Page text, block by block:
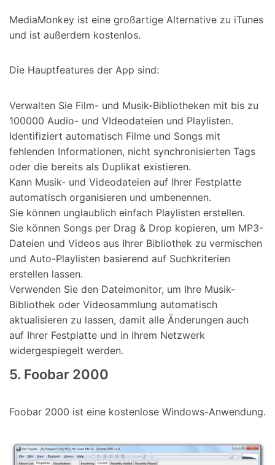
MediaMonkey ist eine großartige Alternative zu iTunes
und ist außerdem kostenlos.
Die Hauptfeatures der App sind:
Verwalten Sie Film- und Musik-Bibliotheken mit bis zu
100000 Audio- und VIdeodateien und Playlisten.
Identifiziert automatisch Filme und Songs mit
fehlenden Informationen, nicht synchronisierten Tags
oder die bereits als Duplikat existieren.
Kann Musik- und Videodateien auf Ihrer Festplatte
automatisch organisieren und umbenennen.
Sie können unglaublich einfach Playlisten erstellen.
Sie können Songs per Drag & Drop kopieren, um MP3-
Dateien und Videos aus Ihrer Bibliothek zu vermischen
und Auto-Playlisten basierend auf Suchkriterien
erstellen lassen.
Verwenden Sie den Dateimonitor, um Ihre Musik-
Bibliothek oder Videosammlung automatisch
aktualisieren zu lassen, damit alle Änderungen auch
auf Ihrer Festplatte und in Ihrem Netzwerk
widergespiegelt werden.
5. Foobar 2000
Foobar 2000 ist eine kostenlose Windows-Anwendung.